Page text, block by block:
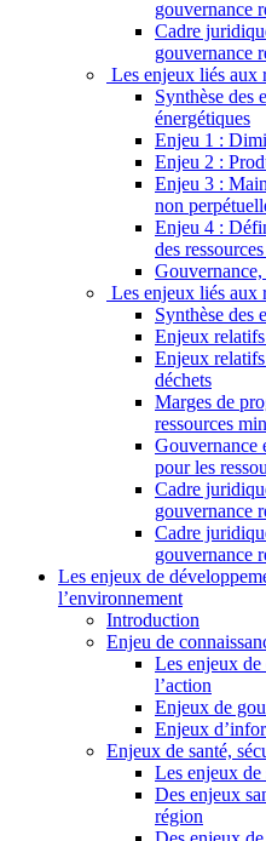
gouvernance
Cadre
gouvernance
Les enjeux liés aux
Synthèse des
énergétiques
Enjeu 1 :
Enjeu 2 :
Enjeu 3 :
non
Enjeu 4 :
des
Les enjeux liés aux
Synthèse des
Enjeux
Enjeux
déchets
Marges de
ressources
Gouvernance
pour les
Cadre
gouvernance
Cadre
gouvernance
Les enjeux de
l’environnement
Introduction
Enjeu de
Les enjeux de
l’action
Enjeux de
Enjeux
Enjeux de santé,
Les enjeux de
Des enjeux
région